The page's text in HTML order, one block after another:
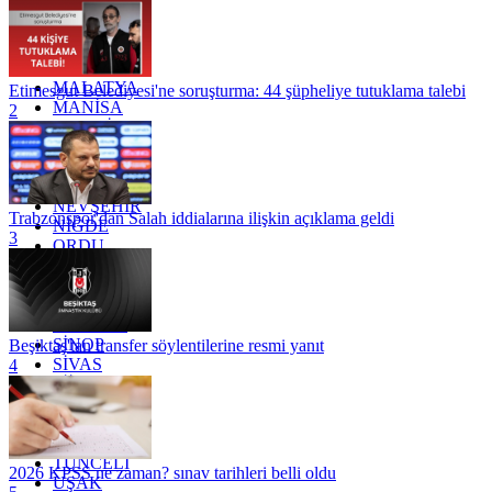
KOCAELİ
KONYA
KÜTAHYA
KİLİS
MALATYA
MANİSA
MARDİN
MERSİN
MUĞLA
MUŞ
NEVŞEHİR
NİĞDE
ORDU
OSMANİYE
RİZE
SAKARYA
SİNOP
SİVAS
SİİRT
TEKİRDAĞ
TOKAT
TRABZON
TUNCELİ
UŞAK
Etimesgut Belediyesi'ne soruşturma: 44 şüpheliye tutuklama talebi
2
Trabzonspor'dan Salah iddialarına ilişkin açıklama geldi
3
Beşiktaş'tan transfer söylentilerine resmi yanıt
4
2026 KPSS ne zaman? sınav tarihleri belli oldu